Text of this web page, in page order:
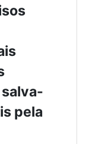
pela